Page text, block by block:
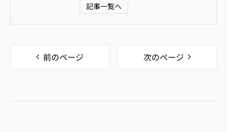
記事一覧へ
前のページ 次のページ